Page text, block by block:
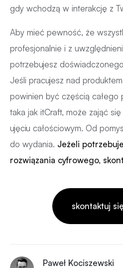
gdy wchodzą w interakcję z
Aby mieć pewność, że
profesjonalnie i z
potrzebujesz
Jeśli pracujesz nad
powinien być częścią całego
taka jak itCraft, może zająć
ujęciu całościowym. Od
do wydania. Jeżeli
rozwiązania cyfrowego,
skontaktuj
Paweł Kociszewski